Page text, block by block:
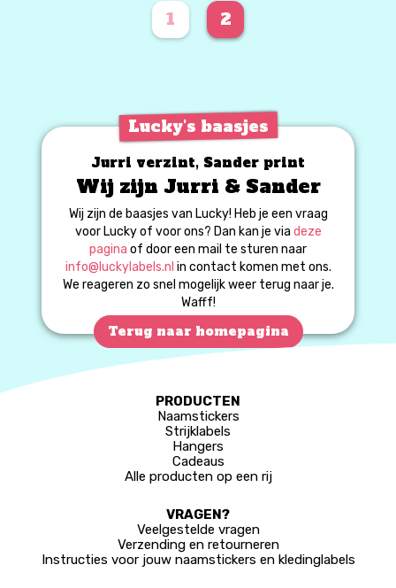
1 2
Lucky's baasjes
Jurri verzint, Sander print
Wij zijn Jurri & Sander
Wij zijn de baasjes van Lucky! Heb je een vraag
voor Lucky of voor ons? Dan kan je via deze
pagina of door een mail te sturen naar
info@luckylabels.nl in contact komen met ons.
We reageren zo snel mogelijk weer terug naar je.
Wafff!
Terug naar homepagina
PRODUCTEN
Naamstickers
Strijklabels
Hangers
Cadeaus
Alle producten op een rij
VRAGEN?
Veelgestelde vragen
Verzending en retourneren
Instructies voor jouw naamstickers en kledinglabels